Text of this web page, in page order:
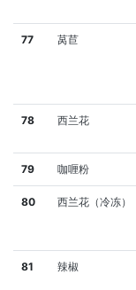
77 莴苣
78 西兰花
79 咖喱粉
80 西兰花（冷冻）
81 辣椒